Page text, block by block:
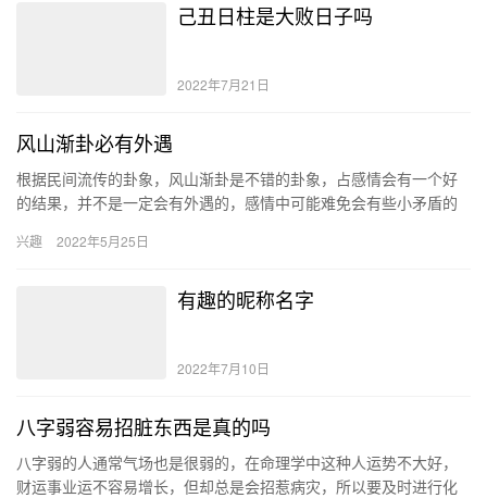
己丑日柱是大败日子吗
2022年7月21日
风山渐卦必有外遇
根据民间流传的卦象，风山渐卦是不错的卦象，占感情会有一个好
的结果，并不是一定会有外遇的，感情中可能难免会有些小矛盾的
风山…
兴趣 2022年5月25日
有趣的昵称名字
2022年7月10日
八字弱容易招脏东西是真的吗
八字弱的人通常气场也是很弱的，在命理学中这种人运势不大好，
财运事业运不容易增长，但却总是会招惹病灾，所以要及时进行化